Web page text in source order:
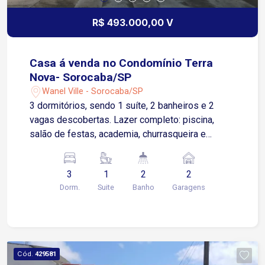
R$ 493.000,00 V
Casa á venda no Condomínio Terra
Nova- Sorocaba/SP
Wanel Ville - Sorocaba/SP
3 dormitórios, sendo 1 suíte, 2 banheiros e 2
vagas descobertas. Lazer completo: piscina,
salão de festas, academia, churrasqueira e
excelente localização, conta com comércios
locais, postos de gasolina, farmácia e acesso à
Rodovia Raposo Tavares.
3
Dorm.
1
Suite
2
Banho
2
Garagens
Cód. 429581